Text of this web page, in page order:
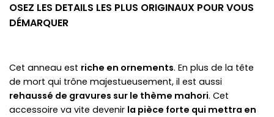
OSEZ LES DETAILS LES PLUS ORIGINAUX POUR VOUS
DÉMARQUER
Cet anneau est riche en ornements. En plus de la tête
de mort qui trône majestueusement, il est aussi
rehaussé de gravures sur le thème mahori. Cet
accessoire va vite devenir la pièce forte qui mettra en